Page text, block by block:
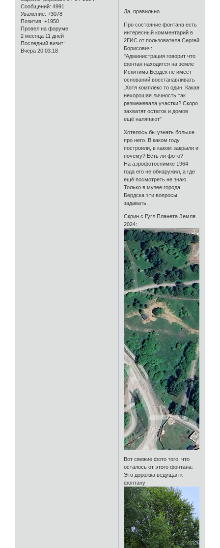
Сообщений: 4991
Уважение: +3078
Позитив: +1950
Провел на форуме:
2 месяца 11 дней
Последний визит:
Вчера 20:03:18
Да, правильно.
Про состояние фонтана есть
интересный комментарий в
2ГИС от пользователя Сергей
Борисович:
"Администрация говорит что
фонтан находится на земле
Искитима.Бердск не имеет
оснований восстанавливать
.Хотя комплекс то один. Какая
нехорошая личность так
размежевала участки? Скоро
захватят остаток и домов
ещё наляпают"
Хотелось бы узнать больше
про него. В каком году
построили, в каком закрыли и
почему? Есть ли фото?
На аэрофотоснимке 1964
года его не обнаружил, а где
ещё посмотреть не знаю.
Только в музее города
Бердска эти вопросы
задавать.
Скрин с Гугл Планета Земля
2024:
Вот свежие фото того, что
осталось от этого фонтана:
Это дорожка ведущая к
фонтану